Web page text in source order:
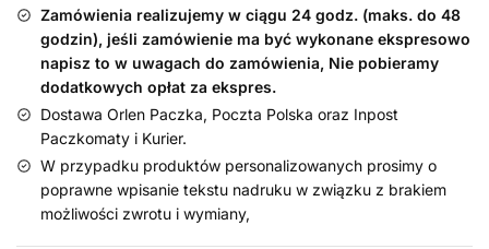
z
Charakterem
cm)
Zamówienia realizujemy w ciągu 24 godz. (maks. do 48
godzin), jeśli zamówienie ma być wykonane ekspresowo
napisz to w uwagach do zamówienia, Nie pobieramy
dodatkowych opłat za ekspres.
Dostawa Orlen Paczka, Poczta Polska oraz Inpost
Paczkomaty i Kurier.
W przypadku produktów personalizowanych prosimy o
poprawne wpisanie tekstu nadruku w związku z brakiem
możliwości zwrotu i wymiany,